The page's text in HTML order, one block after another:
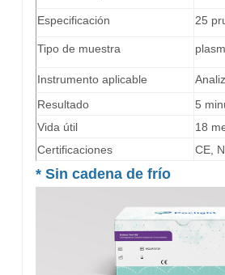
Especificación 25
Tipo de muestra
Instrumento aplicable
Resultado
5
Vida útil
18
Certificaciones
CE,
* Sin cadena de frío